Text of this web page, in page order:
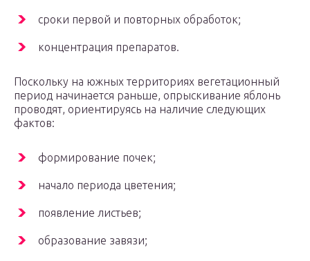
сроки первой и повторных обработок;
концентрация препаратов.
Поскольку на южных территориях вегетационный
период начинается раньше, опрыскивание яблонь
проводят, ориентируясь на наличие следующих
фактов:
формирование почек;
начало периода цветения;
появление листьев;
образование завязи;